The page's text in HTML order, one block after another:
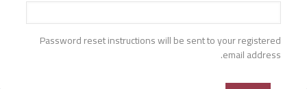
Password reset instructions will be sent to your registered
email address.